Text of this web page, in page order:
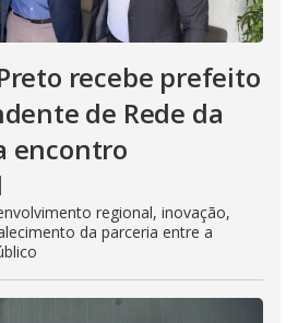
Preto recebe prefeito
de Rede da
encontro
regional, inovação,
da parceria entre a